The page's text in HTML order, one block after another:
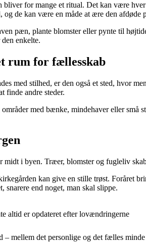
for mange et ritual. Det kan være
og de kan være en måde at ære den afdøde
pæn, plante blomster eller pynte til
enkelte.
rum for fællesskab
med stilhed, er den også et sted, hvor
finde andre steder.
med bænke, mindehaver eller
midt i byen. Træer, blomster og fugleliv
kan give en stille trøst. Foråret
snarere end noget, man skal slippe.
altid er opdateret efter lovændringerne
– mellem det personlige og det fælles minde